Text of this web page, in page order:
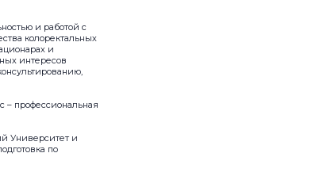
и работой с
колоректальных
и
интересов
– профессиональная
Университет и
по